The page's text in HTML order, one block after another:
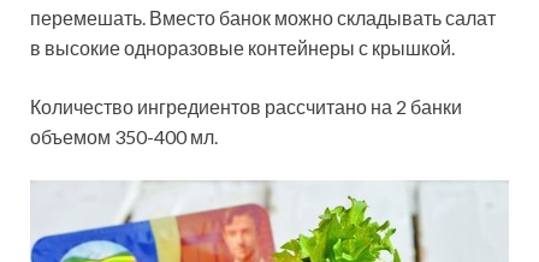
перемешать. Вместо банок можно складывать салат
в высокие одноразовые контейнеры с крышкой.
Количество ингредиентов рассчитано на 2 банки
объемом 350-400 мл.